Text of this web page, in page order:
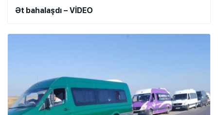
Ət bahalaşdı – VİDEO